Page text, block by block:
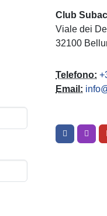
Club
Viale dei
32100
Telefono:
Email: